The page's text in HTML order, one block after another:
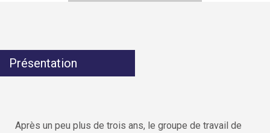
Présentation
Après un peu plus de trois ans, le groupe de travail de